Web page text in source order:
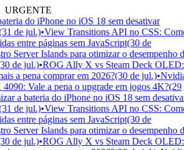
URGENTE
do iPhone no iOS 18 sem desativar
de jul.)•View Transitions API no CSS: Como
entre páginas sem JavaScript(30 de
Server Islands para otimizar o desempenho de
de jul.)•ROG Ally X vs Steam Deck OLED:
a pena comprar em 2026?(30 de jul.)•Nvidia
Vale a pena o upgrade em jogos 4K?(29
a bateria do iPhone no iOS 18 sem desativar
de jul.)•View Transitions API no CSS: Como
entre páginas sem JavaScript(30 de
Server Islands para otimizar o desempenho de
de jul.)•ROG Ally X vs Steam Deck OLED: